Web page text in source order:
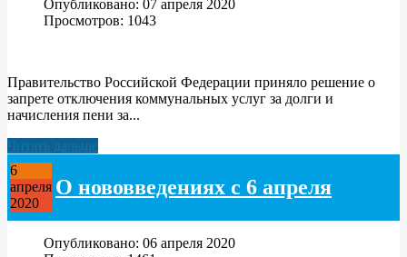
Опубликовано: 07 апреля 2020
Просмотров: 1043
Правительство Российской Федерации приняло решение о
запрете отключения коммунальных услуг за долги и
начисления пени за...
Читать дальше
6
апреля
2020
О нововведениях с 6 апреля
Опубликовано: 06 апреля 2020